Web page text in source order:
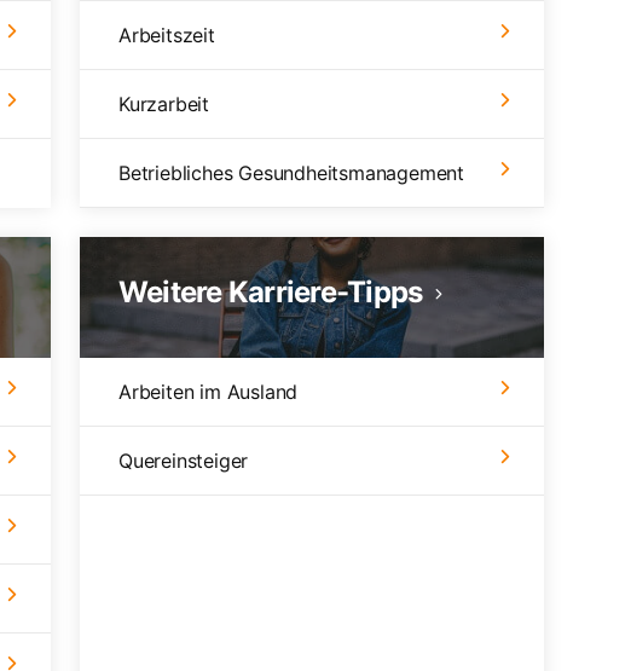
Arbeitszeit
Kurzarbeit
Betriebliches Gesundheitsmanagement
Weitere Karriere-Tipps
Arbeiten im Ausland
Quereinsteiger